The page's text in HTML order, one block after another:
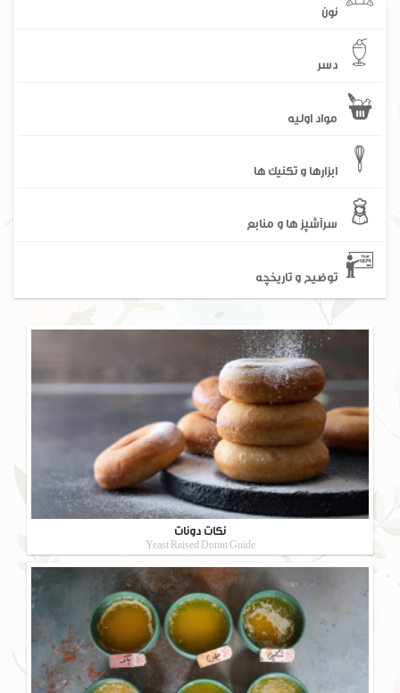
نون
دسر
مواد اولیه
ابزارها و تکنیک ها
سرآشپز ها و منابع
توضیح و تاریخچه
نکات دونات
Yeast Raised Donut Guide